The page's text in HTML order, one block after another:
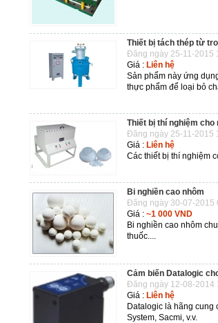
Thiết bị tách thép từ
Đăng ngày 25-11-2015
Giá : Liên hệ
Sản phẩm này ứng
thực phẩm để loại bỏ
Thiết bị thí nghiệm cho
Đăng ngày 25-11-2015
Giá : Liên hệ
Các thiết bị thí nghiệm
Bi nghiền cao nhôm
Đăng ngày 30-07-2015
Giá : ~1 000 VND
Bi nghiền cao nhôm
thuốc....
Cảm biến Datalogic
Đăng ngày 12-08-2014
Giá : Liên hệ
Datalogic là hãng cung
System, Sacmi, v.v.